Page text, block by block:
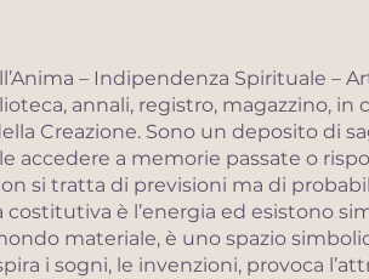
– Indipendenza Spirituale –
annali, registro, magazzino, in
Creazione. Sono un deposito di
accedere a memorie passate o
si tratta di previsioni ma di
è l’energia ed esistono
materiale, è uno spazio
i sogni, le invenzioni, provoca